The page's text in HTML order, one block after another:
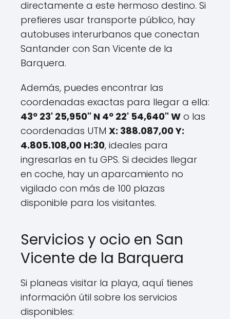
directamente a este hermoso destino. Si
prefieres usar transporte público, hay
autobuses interurbanos que conectan
Santander con San Vicente de la
Barquera.
Además, puedes encontrar las
coordenadas exactas para llegar a ella:
43º 23' 25,950" N 4º 22' 54,640" W o las
coordenadas UTM X: 388.087,00 Y:
4.805.108,00 H:30, ideales para
ingresarlas en tu GPS. Si decides llegar
en coche, hay un aparcamiento no
vigilado con más de 100 plazas
disponible para los visitantes.
Servicios y ocio en San
Vicente de la Barquera
Si planeas visitar la playa, aquí tienes
información útil sobre los servicios
disponibles: